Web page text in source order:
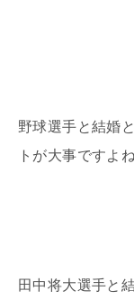
野球選手と結婚
トが大事ですよね
田中将大選手と